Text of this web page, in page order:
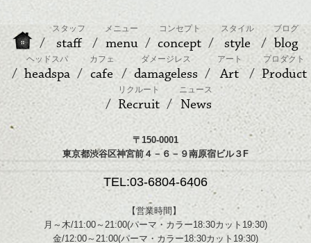
スタッフ
staff
メニュー
menu
コンセプト
concept
スタイル
style
ブログ
blog
ヘッドスパ
headspa
カフェ
cafe
ダメージレス
damageless
アート
Art
プロダクト
Product
リクルート
Recruit
ニュース
News
〒150-0001
東京都渋谷区神宮前４－６－９南原宿ビル３F
TEL:03-6804-6406
【営業時間】
月～木/11:00～21:00(パーマ・カラー18:30カット19:30)
金/12:00～21:00(パーマ・カラー18:30カット19:30)